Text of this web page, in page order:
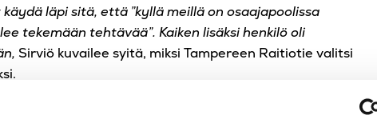
läpi sitä, että ”kyllä meillä on osaajapoolissa
tekemään tehtävää”. Kaiken lisäksi henkilö oli
Sirviö kuvailee syitä, miksi Tampereen Raitiotie valitsi
sulautui osaksi Tampereen Raitiotien taloustiimiä